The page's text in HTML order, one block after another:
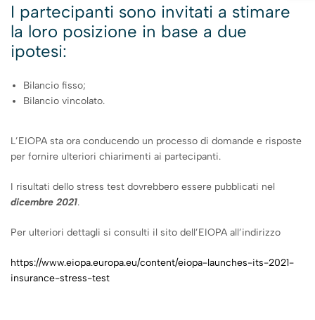
I partecipanti sono invitati a stimare
la loro posizione in base a due
ipotesi:
Bilancio fisso;
Bilancio vincolato.
L’EIOPA sta ora conducendo un processo di domande e risposte
per fornire ulteriori chiarimenti ai partecipanti.
I risultati dello stress test dovrebbero essere pubblicati nel
dicembre 2021.
Per ulteriori dettagli si consulti il sito dell’EIOPA all’indirizzo
https://www.eiopa.europa.eu/content/eiopa-launches-its-2021-
insurance-stress-test